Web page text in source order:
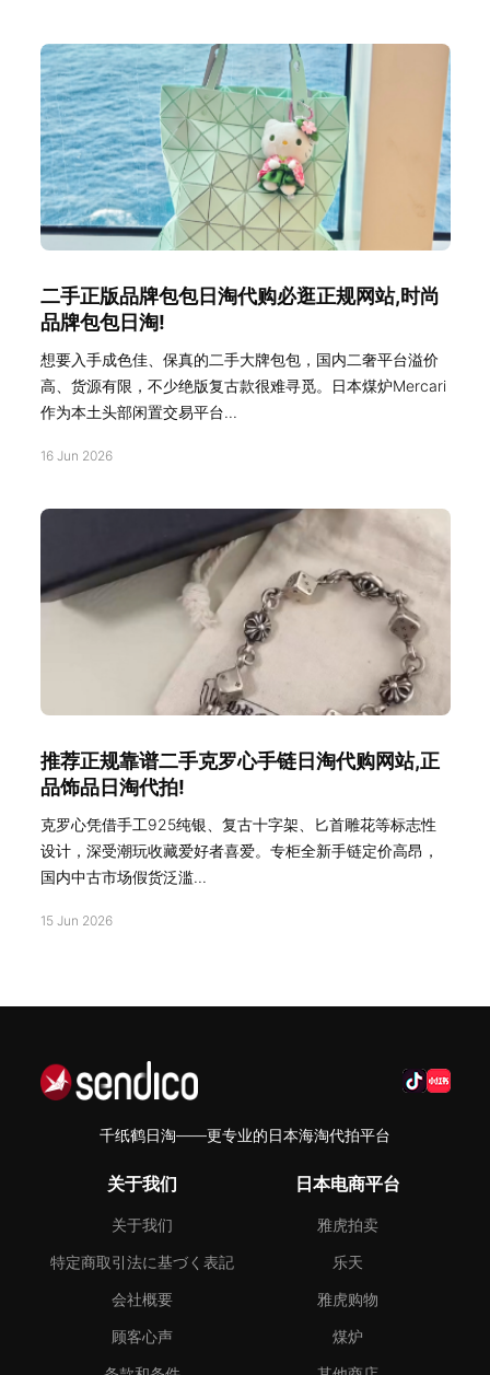
二手正版品牌包包日淘代购必逛正规网站,时尚
品牌包包日淘!
想要入手成色佳、保真的二手大牌包包，国内二奢平台溢价
高、货源有限，不少绝版复古款很难寻觅。日本煤炉Mercari
作为本土头部闲置交易平台...
16 Jun 2026
推荐正规靠谱二手克罗心手链日淘代购网站,正
品饰品日淘代拍!
克罗心凭借手工925纯银、复古十字架、匕首雕花等标志性
设计，深受潮玩收藏爱好者喜爱。专柜全新手链定价高昂，
国内中古市场假货泛滥...
15 Jun 2026
千纸鹤日淘——更专业的日本海淘代拍平台
关于我们
关于我们
特定商取引法に基づく表記
会社概要
顾客心声
日本电商平台
雅虎拍卖
乐天
雅虎购物
煤炉